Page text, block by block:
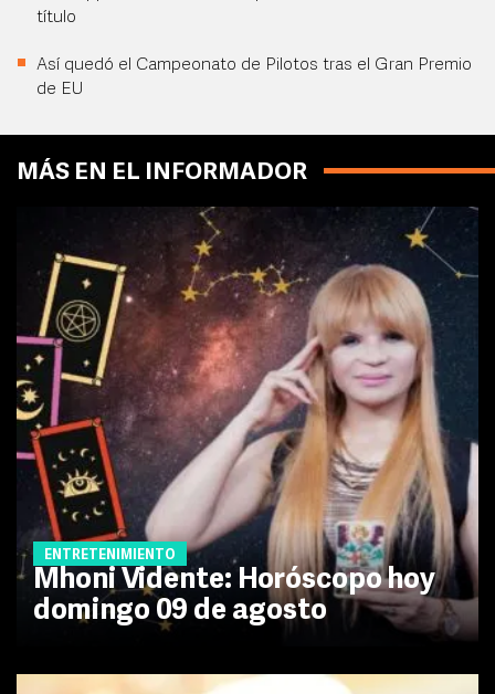
título
Así quedó el Campeonato de Pilotos tras el Gran Premio
de EU
MÁS EN EL INFORMADOR
ENTRETENIMIENTO
Mhoni Vidente: Horóscopo hoy
domingo 09 de agosto